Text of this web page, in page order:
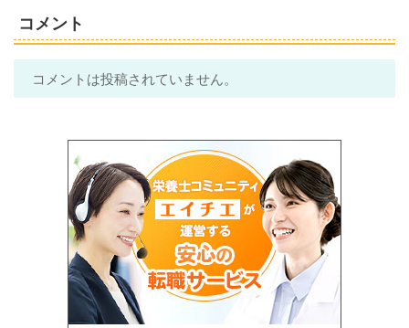
コメント
コメントは投稿されていません。